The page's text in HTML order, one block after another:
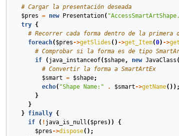
# Cargar la presentación deseada
$pres = new Presentation(
try
{
# Recorrer cada forma dentro de la primera
foreach( $pres->getSlides () ->get_Item(0) ->
# Comprobar si la forma es de tipo
if
( java_instanceof( $shape, new JavaClass (
# Convertir la forma a SmartArtEx
$smart = $shape;
echo( "Shape Name:" . $smart->getName());
}
}
}
finally
{
if
( ! java_is_null ( $pres ))
{
$pres->dispose();